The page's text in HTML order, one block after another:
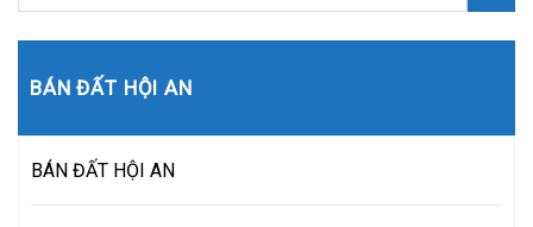
BÁN ĐẤT HỘI AN
BÁN ĐẤT HỘI AN